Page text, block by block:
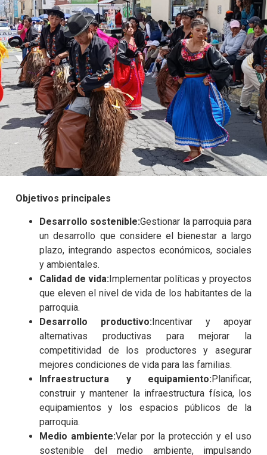
Objetivos principales
Desarrollo sostenible:Gestionar la parroquia para
un desarrollo que considere el bienestar a largo
plazo, integrando aspectos económicos, sociales
y ambientales.
Calidad de vida:Implementar políticas y proyectos
que eleven el nivel de vida de los habitantes de la
parroquia.
Desarrollo productivo:Incentivar y apoyar
alternativas productivas para mejorar la
competitividad de los productores y asegurar
mejores condiciones de vida para las familias.
Infraestructura y equipamiento:Planificar,
construir y mantener la infraestructura física, los
equipamientos y los espacios públicos de la
parroquia.
Medio ambiente:Velar por la protección y el uso
sostenible del medio ambiente, impulsando